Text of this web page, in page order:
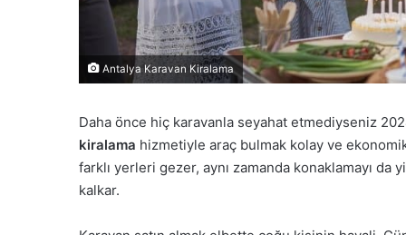
Antalya Karavan Kiralama
Daha önce hiç karavanla seyahat etmediyseniz
kiralama hizmetiyle araç bulmak kolay ve
farklı yerleri gezer, aynı zamanda konaklamayı da
kalkar.